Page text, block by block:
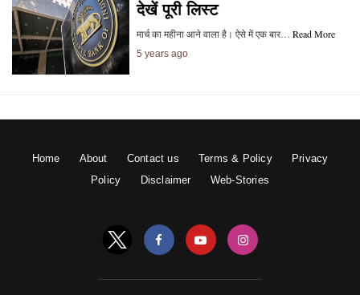
देखें पूरी लिस्ट
मार्च का महीना आने वाला है। ऐसे में एक बार… Read More
5 years ago
Home About Contact us Terms & Policy
Privacy
Policy
Disclaimer Web-Stories